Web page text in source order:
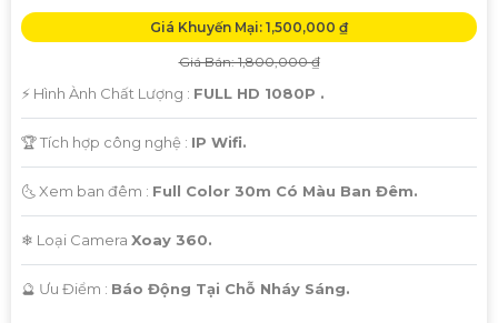
Giá Khuyến Mại: 1,500,000 ₫
Giá Bán: 1,800,000 ₫
️⚡ Hình Ành Chất Lượng : FULL HD 1080P .
🏆 Tích hợp công nghệ : IP Wifi.
🌜 Xem ban đêm : Full Color 30m Có Màu Ban Đêm.
❄ Loại Camera Xoay 360.
️🔮 Ưu Điểm : Báo Động Tại Chỗ Nháy Sáng.